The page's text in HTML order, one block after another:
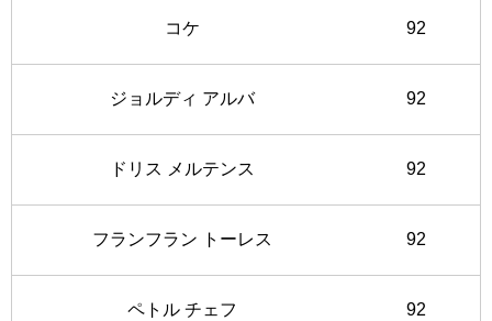
コケ 92
ジョルディ アルバ 92
ドリス メルテンス 92
フランフラン トーレス 92
ペトル チェフ 92